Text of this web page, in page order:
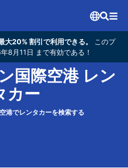
大20% 割引で利用できる。
このプ
8月11日 まで有効である！
国際空港 レン
カー
港でレンタカーを検索する